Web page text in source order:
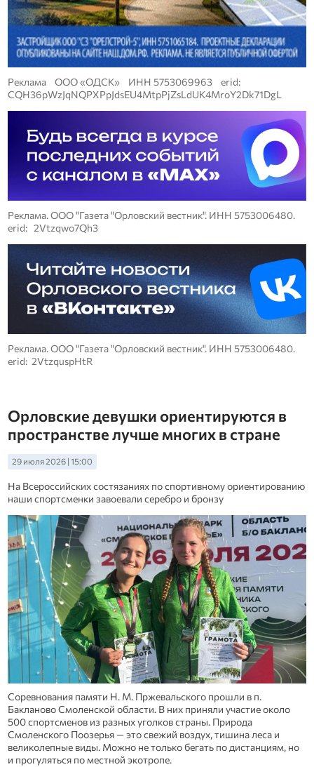
Реклама ООО «ОДСК» ИНН 5753069963 erid:
CQH36pWzJqNQPXPpJdsEU4MtpPjZsLdUK4MroY2Dk71DgL
Реклама. ООО "Газета "Орловский вестник". ИНН 5753006480.
erid: 2Vtzqwo7Qh3
Реклама. ООО "Газета "Орловский вестник". ИНН 5753006480.
erid: 2VtzquspHtR
Орловские девушки ориентируются в
пространстве лучше многих в стране
29 июля 2026 | 15:00
На Всероссийских состязаниях по спортивному ориентированию
наши спортсменки завоевали серебро и бронзу
Соревнования памяти Н. М. Пржевальского прошли в п.
Бакланово Смоленской области. В них приняли участие около
500 спортсменов из разных уголков страны. Природа
Смоленского Поозерья — это свежий воздух, тишина леса и
великолепные виды. Можно не только бегать по дистанциям, но
и прогуляться по местной экотропе.